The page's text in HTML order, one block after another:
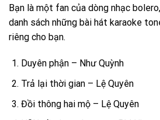
Bạn là một fan của dòng nhạc
danh sách những bài hát karaoke
riêng cho bạn.
Duyên phận – Như Quỳnh
Trả lại thời gian – Lệ Quyên
Đồi thông hai mộ – Lệ Quyên